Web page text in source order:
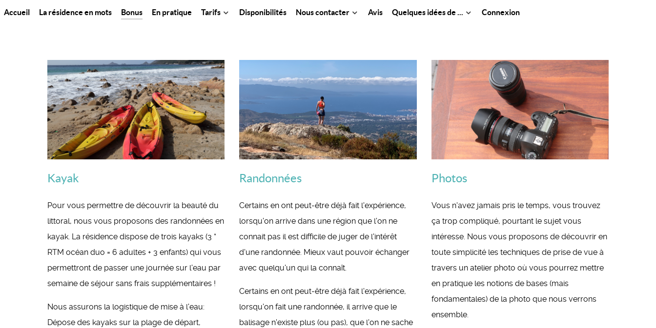
Accueil La résidence en mots Bonus En pratique Tarifs Disponibilités Nous contacter Avis Quelques idées de ... Connexion
Kayak
Pour vous permettre de découvrir la beauté du
littoral, nous vous proposons des randonnées en
kayak. La résidence dispose de trois kayaks (3 *
RTM océan duo = 6 adultes + 3 enfants) qui vous
permettront de passer une journée sur l'eau par
semaine de séjour sans frais supplémentaires !
Nous assurons la logistique de mise à l'eau:
Dépose des kayaks sur la plage de départ,
Randonnées
Certains en ont peut-être déjà fait l'expérience,
lorsqu'on arrive dans une région que l'on ne
connait pas il est difficile de juger de l'intérêt
d'une randonnée. Mieux vaut pouvoir échanger
avec quelqu'un qui la connaît.
Certains en ont peut-être déjà fait l'expérience,
lorsqu'on fait une randonnée, il arrive que le
balisage n'existe plus (ou pas), que l'on ne sache
Photos
Vous n'avez jamais pris le temps, vous trouvez
ça trop compliqué, pourtant le sujet vous
intéresse. Nous vous proposons de découvrir en
toute simplicité les techniques de prise de vue à
travers un atelier photo où vous pourrez mettre
en pratique les notions de bases (mais
fondamentales) de la photo que nous verrons
ensemble.